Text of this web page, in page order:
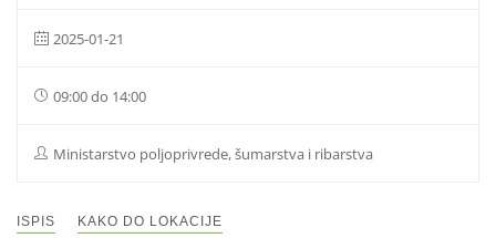
2025-01-21
09:00 do 14:00
Ministarstvo poljoprivrede, šumarstva i ribarstva
ISPIS KAKO DO LOKACIJE